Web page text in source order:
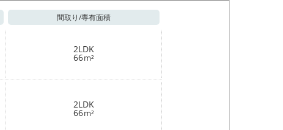
間取り/専有面積
2LDK
66m²
2LDK
66m²